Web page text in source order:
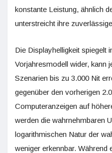
konstante Leistung, ähnlich
unterstreicht ihre
Die Displayhelligkeit spiegelt
Vorjahresmodell wider, kann
Szenarien bis zu 3.000 Nit
gegenüber den vorherigen
Computeranzeigen auf
werden die wahrnehmbaren
logarithmischen Natur der
weniger erkennbar. Während